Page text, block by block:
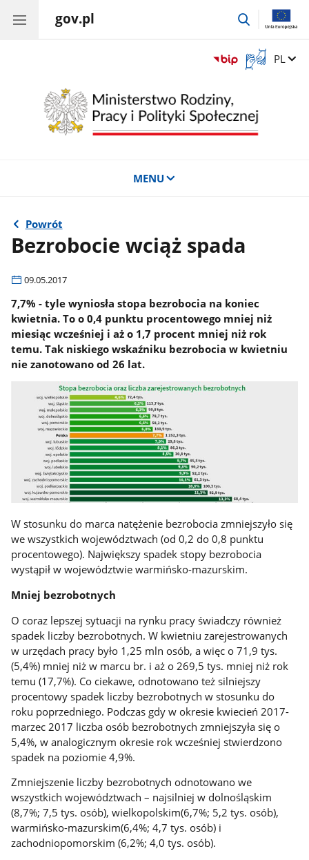
gov.pl
przejdź
Otwórz
okno
języka
migowego
Zmień
PL
MENU
Powrót
Bezrobocie wciąż spada
09.05.2017
7,7% - tyle wyniosła stopa bezrobocia na koniec
kwietnia. To o 0,4 punktu procentowego mniej niż
miesiąc wcześniej i aż o 1,7 procent mniej niż rok
temu. Tak niskiego wskaźniku bezrobocia w kwietniu
nie zanotowano od 26 lat.
W stosunku do marca natężenie bezrobocia zmniejszyło się
we wszystkich województwach (od 0,2 do 0,8 punktu
procentowego). Największy spadek stopy bezrobocia
wystąpił w województwie warmińsko-mazurskim.
Mniej bezrobotnych
O coraz lepszej sytuacji na rynku pracy świadczy również
spadek liczby bezrobotnych. W kwietniu zarejestrowanych
w urzędach pracy było 1,25 mln osób, a więc o 71,9 tys.
(5,4%) mniej niż w marcu br. i aż o 269,5 tys. mniej niż rok
temu (17,7%). Co ciekawe, odnotowano też silniejszy
procentowy spadek liczby bezrobotnych w stosunku do
roku poprzedniego. Podczas gdy w okresie kwiecień 2017-
marzec 2017 liczba osób bezrobotnych zmniejszyła się o
5,4%, w analogicznym okresie rok wcześniej stwierdzono
spadek na poziomie 4,9%.
Zmniejszenie liczby bezrobotnych odnotowano we
wszystkich województwach – najsilniej w dolnośląskim
(8,7%; 7,5 tys. osób), wielkopolskim(6,7%; 5,2 tys. osób),
warmińsko-mazurskim(6,4%; 4,7 tys. osób) i
zachodniopomorskim (6,2%; 4,0 tys. osób).